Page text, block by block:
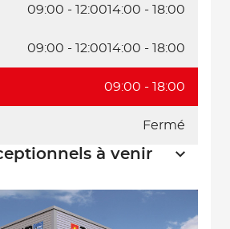
09:00 - 12:0014:00 - 18:00
09:00 - 12:0014:00 - 18:00
09:00 - 18:00
Fermé
à venir